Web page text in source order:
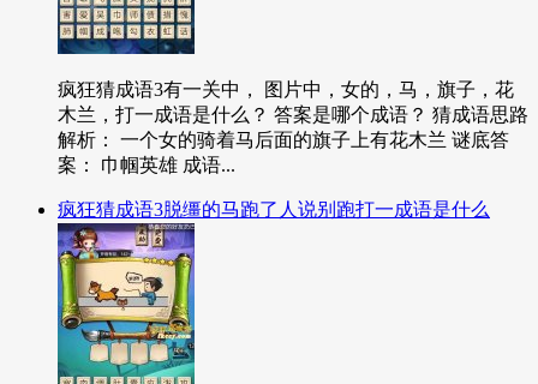
疯狂猜成语3有一关中， 图片中，女的，马，旗子，花
木兰，打一成语是什么？ 答案是哪个成语？ 猜成语思路
解析： 一个女的骑着马后面的旗子上有花木兰 谜底答
案： 巾帼英雄 成语...
疯狂猜成语3脱缰的马跑了人说别跑打一成语是什么